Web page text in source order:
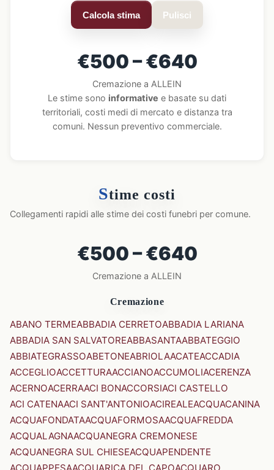
Calcola stima Pulisci
€500 – €640
Cremazione a ALLEIN
Le stime sono informative e basate su dati
territoriali, costi medi di mercato e distanza tra
comuni. Nessun preventivo commerciale.
Stime costi
Collegamenti rapidi alle stime dei costi funebri per comune.
€500 – €640
Cremazione a ALLEIN
Cremazione
ABANO TERMEABBADIA CERRETOABBADIA LARIANA
ABBADIA SAN SALVATOREABBASANTAABBATEGGIO
ABBIATEGRASSOABETONEABRIOLAACATEACCADIA
ACCEGLIOACCETTURAACCIANOACCUMOLIACERENZA
ACERNOACERRAACI BONACCORSIACI CASTELLO
ACI CATENAACI SANT'ANTONIOACIREALEACQUACANINA
ACQUAFONDATAACQUAFORMOSAACQUAFREDDA
ACQUALAGNAACQUANEGRA CREMONESE
ACQUANEGRA SUL CHIESEACQUAPENDENTE